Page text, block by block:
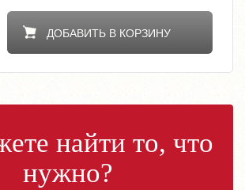
ДОБАВИТЬ В КОРЗИНУ
найти то, что
нужно?